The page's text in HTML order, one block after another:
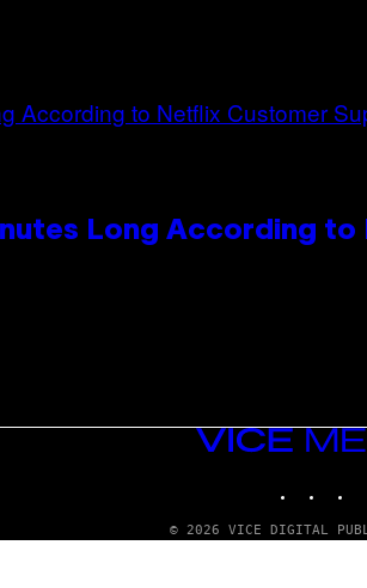
Long According
VICE
MEDIA
© 2026 VICE DIGITAL